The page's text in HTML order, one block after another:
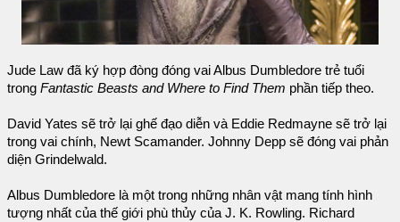
Jude Law đã ký hợp đòng đóng vai Albus Dumbledore trẻ tuổi
trong Fantastic Beasts and Where to Find Them phần tiếp theo.
David Yates sẽ trở lại ghế đạo diễn và Eddie Redmayne sẽ trở lại
trong vai chính, Newt Scamander. Johnny Depp sẽ đóng vai phản
diện Grindelwald.
Albus Dumbledore là một trong những nhân vật mang tính hình
tượng nhất của thế giới phù thủy của J. K. Rowling. Richard